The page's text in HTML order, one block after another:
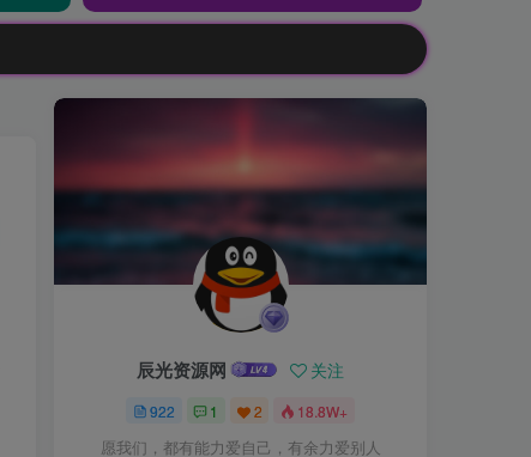
辰光资源网 关注
922 1 2 18.8W+
愿我们，都有能力爱自己，有余力爱别人